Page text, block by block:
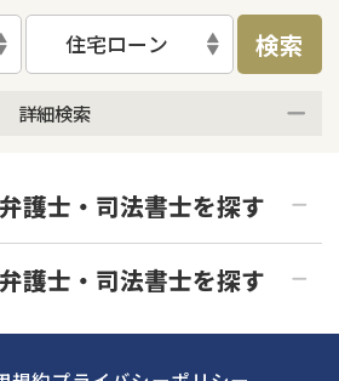
住宅ローン 検索
詳細検索
土日祝の相談可能
弁護士・司法書士を探す
青森県
弁護士・司法書士を探す